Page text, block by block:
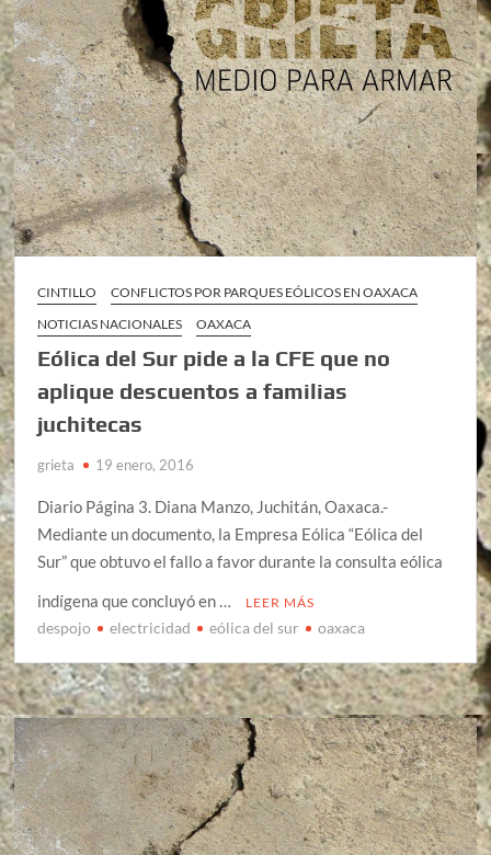
CINTILLO
CONFLICTOS POR PARQUES EÓLICOS EN OAXACA
NOTICIAS NACIONALES
OAXACA
Eólica del Sur pide a la CFE que no
aplique descuentos a familias
juchitecas
grieta 19 enero, 2016
Diario Página 3. Diana Manzo, Juchitán, Oaxaca.-
Mediante un documento, la Empresa Eólica “Eólica del
Sur” que obtuvo el fallo a favor durante la consulta eólica
indígena que concluyó en …
LEER MÁS
despojo electricidad eólica del sur oaxaca